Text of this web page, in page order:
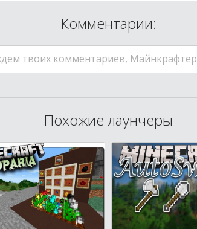
Комментарии:
твоих комментариев, Майнкрафтер
Похожие лаунчеры